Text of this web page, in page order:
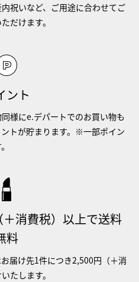
祝いなど、ご用途に合わせてご
だけます。
ント
様にe.デパートでのお買い物も
トが貯まります。※一部ポイン
消費税）以上で送料
料
届け先1件につき2,500円（＋消
たします。